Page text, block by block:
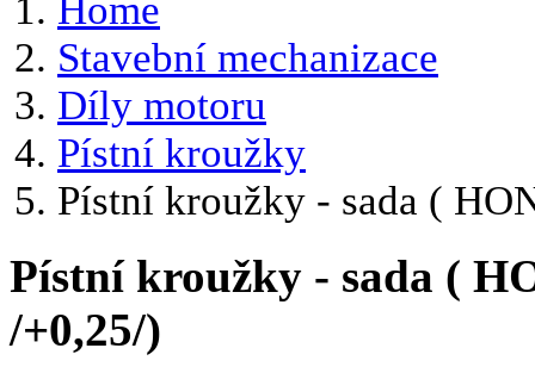
Home
Stavební mechanizace
Díly motoru
Pístní kroužky
Pístní kroužky - sada (
Pístní kroužky - sada (
/+0,25/)